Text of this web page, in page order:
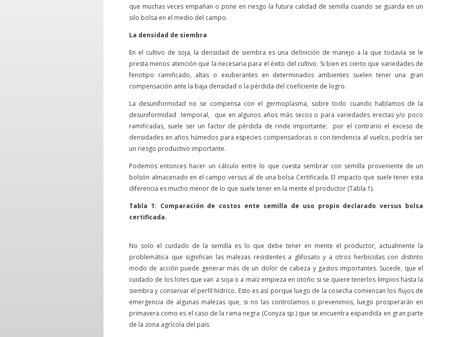
que muchas veces empañan o pone en riesgo la futura calidad de semilla cuando se guarda en un
silo bolsa en el medio del campo.
La densidad de siembra
En el cultivo de soja, la densidad de siembra es una definición de manejo a la que todavía se le
presta menos atención que la necesaria para el éxito del cultivo. Si bien es cierto que variedades de
fenotipo ramificado, altas o exuberantes en determinados ambientes suelen tener una gran
compensación ante la baja densidad o la pérdida del coeficiente de logro.
La desuniformidad no se compensa con el germoplasma, sobre todo cuando hablamos de la
desuniformidad temporal, que en algunos años más secos o para variedades erectas y/o poco
ramificadas, suele ser un factor de pérdida de rinde importante; por el contrario el exceso de
densidades en años húmedos para especies compensadoras o con tendencia al vuelco, podría ser
un riesgo productivo importante.
Podemos entonces hacer un cálculo entre lo que cuesta sembrar con semilla proveniente de un
bolsón almacenado en el campo versus al de una bolsa Certificada. El impacto que suele tener esta
diferencia es mucho menor de lo que suele tener en la mente el productor (Tabla 1).
Tabla 1: Comparación de costos ente semilla de uso propio declarado versus bolsa
certificada.
No solo el cuidado de la semilla es lo que debe tener en mente el productor, actualmente la
problemática que significan las malezas resistentes a glifosato y a otros herbicidas con distinto
modo de acción puede generar más de un dolor de cabeza y gastos importantes. Sucede, que el
cuidado de los lotes que van a soja o a maíz empieza en otoño si se quiere tenerlos limpios hasta la
siembra y conservar el perfil hídrico. Esto es así porque luego de la cosecha comienzan los flujos de
emergencia de algunas malezas que, si no las controlamos o prevenimos, luego prosperarán en
primavera como es el caso de la rama negra (Conyza sp.) que se encuentra expandida en gran parte
de la zona agrícola del país.